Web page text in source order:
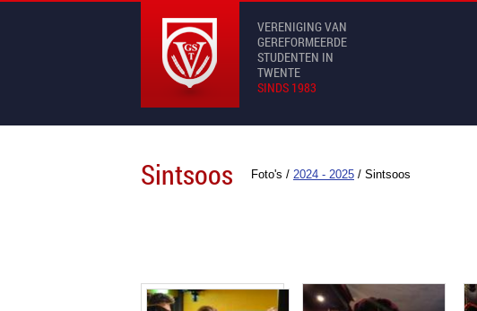
VERENIGING VAN
GEREFORMEERDE
STUDENTEN IN
TWENTE
SINDS 1983
Sintsoos Foto's / 2024 - 2025 / Sintsoos